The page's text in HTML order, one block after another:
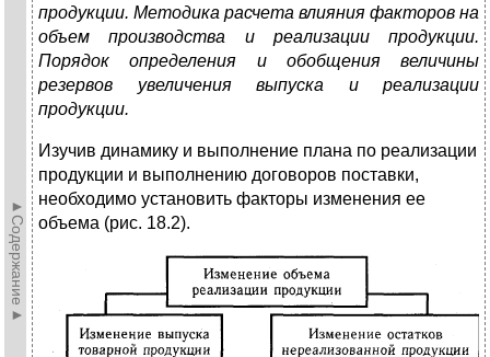
►Содержание►
продукции. Методика расчета влияния факторов на
объем производства и реализации продукции.
Порядок определения и обобщения величины
резервов увеличения выпуска и реализации
продукции.
Изучив динамику и выполнение плана по реализации
продукции и выполнению договоров поставки,
необходимо установить факторы изменения ее
объема (рис. 18.2).